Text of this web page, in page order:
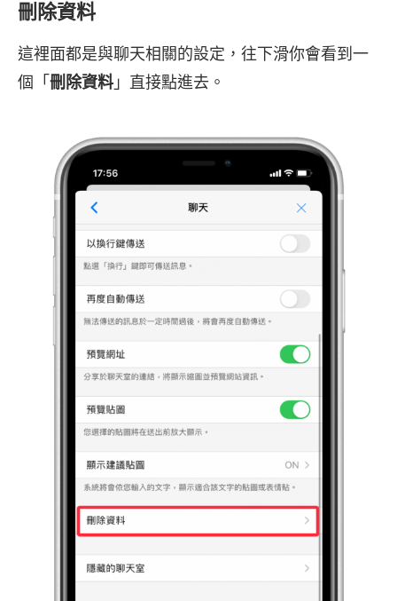
刪除資料
這裡面都是與聊天相關的設定，往下滑你會看到一
個「 刪除資料」直接點進去。